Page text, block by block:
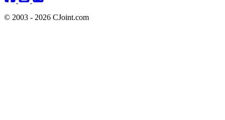
© 2003 - 2026 CJoint.com